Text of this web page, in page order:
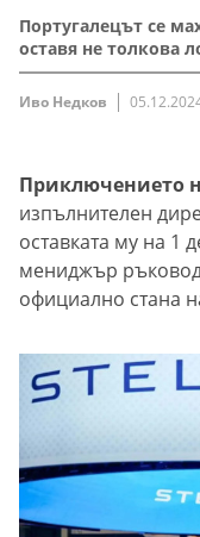
Португалецът се
оставя не толкова
Иво Недков
Приключението
изпълнителен
оставката му на 1
мениджър
официално стана